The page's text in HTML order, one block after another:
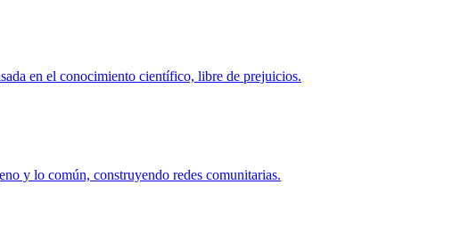
en el conocimiento científico, libre de prejuicios.
y lo común, construyendo redes comunitarias.